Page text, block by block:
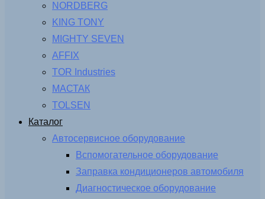
NORDBERG
KING TONY
MIGHTY SEVEN
AFFIX
TOR Industries
МАСТАК
TOLSEN
Каталог
Автосервисное оборудование
Вспомогательное оборудование
Заправка кондиционеров автомобиля
Диагностическое оборудование